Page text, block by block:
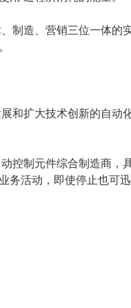
制造、营销三位一体的
和扩大技术创新的自动
控制元件综合制造商，
务活动，即使停止也可